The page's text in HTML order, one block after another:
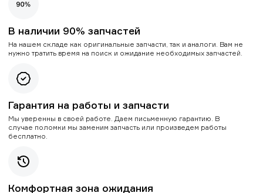
В наличии 90% запчастей
На нашем складе как оригинальные запчасти, так и аналоги. Вам не
нужно тратить время на поиск и ожидание необходимых запчастей.
Гарантия на работы и запчасти
Мы уверенны в своей работе. Даем письменную гарантию. В
случае поломки мы заменим запчасть или произведем работы
бесплатно.
Комфортная зона ожидания